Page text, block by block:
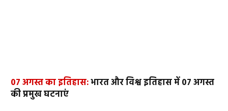
07 अगस्त का इतिहास:भारत और विश्व इतिहास में 07 अगस्त
की प्रमुख घटनाएं